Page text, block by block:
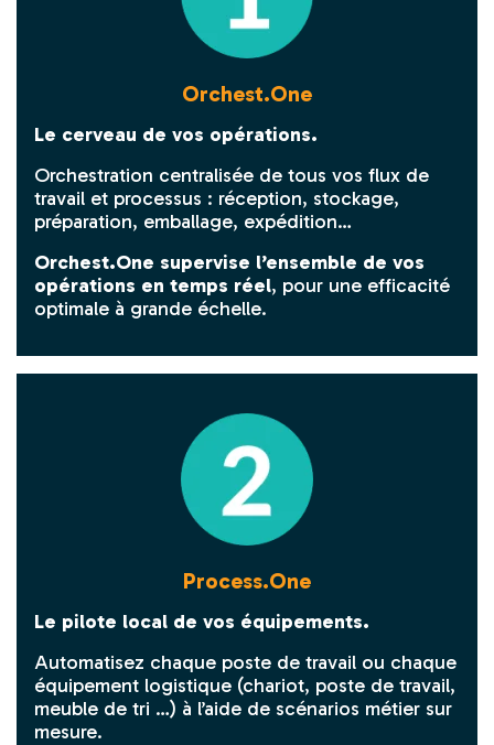
Orchest.One
Le cerveau de vos opérations.
Orchestration centralisée de tous vos flux de
travail et processus : réception, stockage,
préparation, emballage, expédition…
Orchest.One supervise l’ensemble de vos
opérations en temps réel, pour une efficacité
optimale à grande échelle.
Process.One
Le pilote local de vos équipements.
Automatisez chaque poste de travail ou chaque
équipement logistique (chariot, poste de travail,
meuble de tri …) à l’aide de scénarios métier sur
mesure.